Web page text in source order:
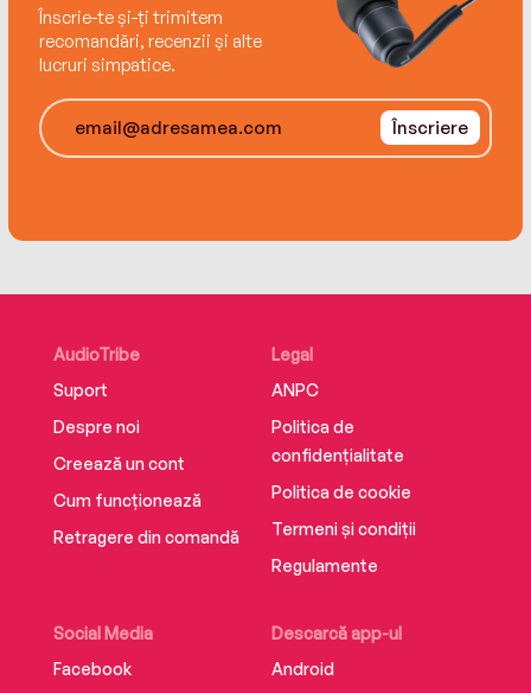
Traducere de Mihaela Doagă
ISBN 9786064019066
Înscrie-te și-ți trimitem
recomandări, recenzii și alte
lucruri simpatice.
Înscriere
AudioTribe
Suport
Despre noi
Creează un cont
Cum funcționează
Retragere din comandă
Social Media
Facebook
Descarcă app-ul
Android
Legal
ANPC
Politica de
confidențialitate
Politica de cookie
Termeni și condiții
Regulamente